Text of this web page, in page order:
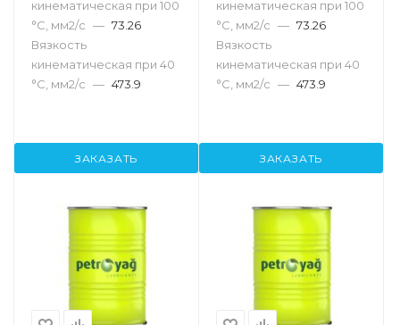
кинематическая при 100
°С, мм2/с — 73.26
Вязкость
кинематическая при 40
°С, мм2/с — 473.9
ЗАКАЗАТЬ
кинематическая при 100
°С, мм2/с — 73.26
Вязкость
кинематическая при 40
°С, мм2/с — 473.9
ЗАКАЗАТЬ